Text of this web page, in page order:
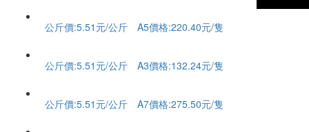
公斤價:5.51元/公斤 A5價格:220.40元/隻
公斤價:5.51元/公斤 A3價格:132.24元/隻
公斤價:5.51元/公斤 A7價格:275.50元/隻